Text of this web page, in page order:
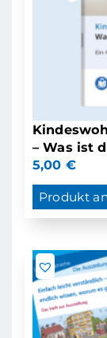
– Was ist
5,00 €
Produkt